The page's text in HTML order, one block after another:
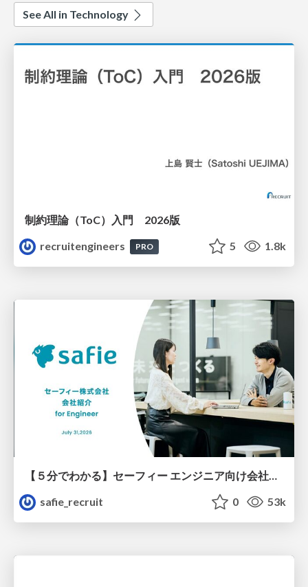
See All in Technology
制約理論（ToC）入門 2026版
recruitengineers
PRO 5 1.8k
【５分でわかる】セーフィー エンジニア向け会社紹介
safie_recruit
0 53k